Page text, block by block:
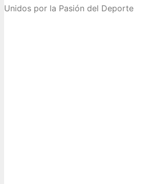
Unidos por la Pasión del Deporte